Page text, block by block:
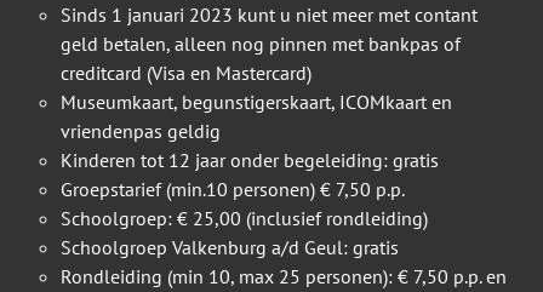
Sinds 1 januari 2023 kunt u niet meer met contant
geld betalen, alleen nog pinnen met bankpas of
creditcard (Visa en Mastercard)
Museumkaart, begunstigerskaart, ICOMkaart en
vriendenpas geldig
Kinderen tot 12 jaar onder begeleiding: gratis
Groepstarief (min.10 personen) € 7,50 p.p.
Schoolgroep: € 25,00 (inclusief rondleiding)
Schoolgroep Valkenburg a/d Geul: gratis
Rondleiding (min 10, max 25 personen): € 7,50 p.p. en